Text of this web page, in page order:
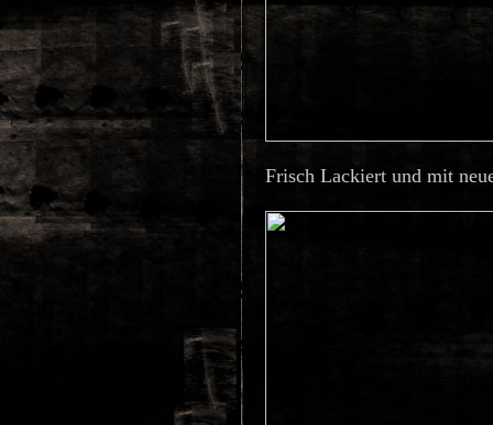
Frisch Lackiert und mit